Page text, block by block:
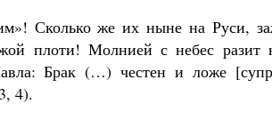
Сколько же их ныне на Руси,
плоти! Молнией с небес разит
Брак (…) честен и ложе
4).